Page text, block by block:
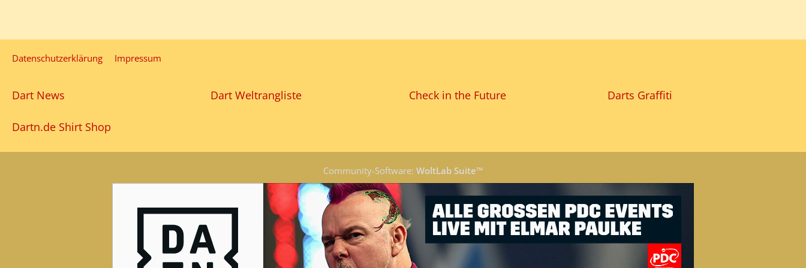
Datenschutzerklärung Impressum
Dart News Dart Weltrangliste Check in the Future Darts Graffiti
Dartn.de Shirt Shop
Community-Software: WoltLab Suite™